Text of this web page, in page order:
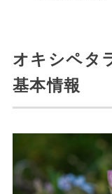
オキシペタ
基本情報